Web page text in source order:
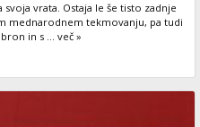
vrata. Ostaja le še tisto zadnje
mednarodnem tekmovanju, pa tudi
in s ... več »